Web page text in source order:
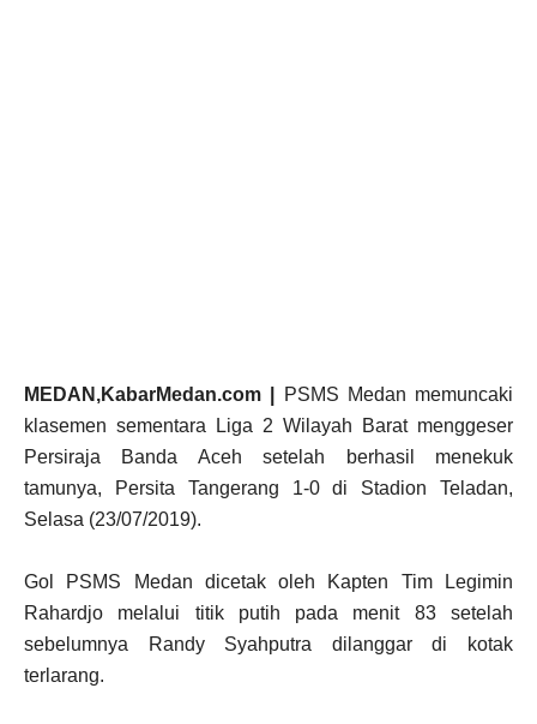
MEDAN,KabarMedan.com |
PSMS Medan memuncaki
klasemen sementara Liga 2 Wilayah Barat menggeser
Persiraja Banda Aceh setelah berhasil menekuk
tamunya, Persita Tangerang 1-0 di Stadion Teladan,
Selasa (23/07/2019).
Gol PSMS Medan dicetak oleh Kapten Tim Legimin
Rahardjo melalui titik putih pada menit 83 setelah
sebelumnya Randy Syahputra dilanggar di kotak
terlarang.